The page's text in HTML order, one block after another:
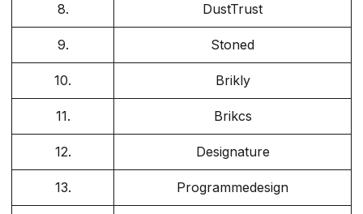
8. DustTrust
9. Stoned
10. Brikly
11. Brikcs
12. Designature
13. Programmedesign